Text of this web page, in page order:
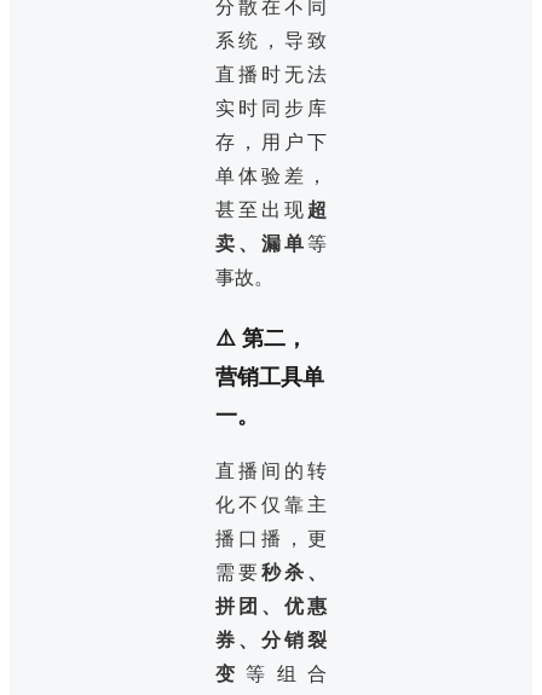
分散在不同
系统，导致
直播时无法
实时同步库
存，用户下
单体验差，
甚至出现 超
卖、漏单等
事故。
⚠️ 第二，
营销工具单
一。
直播间的转
化不仅靠主
播口播，更
需要秒杀、
拼团、优惠
券、分销裂
变等组合